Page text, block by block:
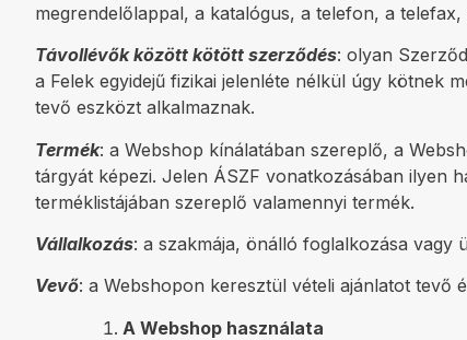
megrendelőlappal, a katalógus, a telefon, a
Távollévők között kötött szerződés: olyan
a Felek egyidejű fizikai jelenléte nélkül úgy kötnek
tevő eszközt alkalmaznak.
Termék: a Webshop kínálatában szereplő, a
tárgyát képezi. Jelen ÁSZF vonatkozásában ilyen
terméklistájában szereplő valamennyi termék.
Vállalkozás: a szakmája, önálló foglalkozása vagy
Vevő: a Webshopon keresztül vételi ajánlatot tevő
A Webshop használata